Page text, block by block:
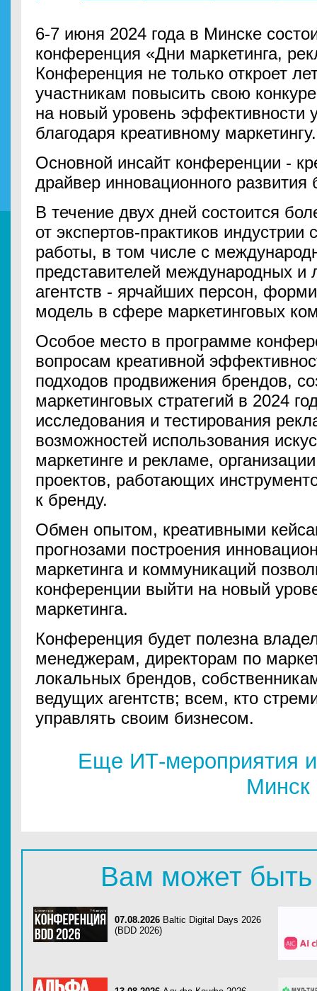
6-7 июня 2024 года в Минске
конференция «Дни маркетинга,
Конференция не только откроет
участникам повысить свою
на новый уровень эффективности
благодаря креативному маркетингу.
Основной инсайт конференции -
драйвер инновационного
В течение двух дней состоится
от экспертов-практиков
работы, в том числе с
представителей международных и
агентств - ярчайших персон,
модель в сфере маркетинговых
Особое место в программе
вопросам креативной
подходов продвижения брендов,
маркетинговых стратегий в 2024
исследования и тестирования
возможностей использования
маркетинге и рекламе,
проектов, работающих
к бренду.
Обмен опытом, креативными
прогнозами построения
маркетинга и коммуникаций
конференции выйти на новый
маркетинга.
Конференция будет полезна
менеджерам, директорам по
локальных брендов,
ведущих агентств; всем, кто
управлять своим бизнесом.
Еще ИТ-мероприятия
Минск
Вам может быть
07.08.2026 Baltic Digital Days 2026
(BDD 2026)